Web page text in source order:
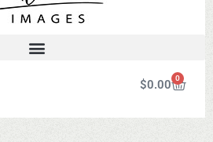
$0.00 0